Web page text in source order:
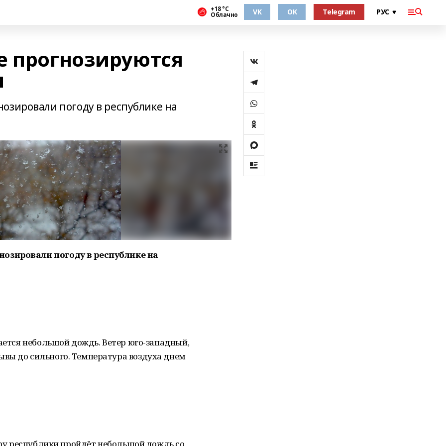
+18 °С
Облачно VK OK Telegram
прогнозируются
погоду в республике на
погоду в республике на
небольшой дождь. Ветер юго-западный,
до сильного. Температура воздуха днем